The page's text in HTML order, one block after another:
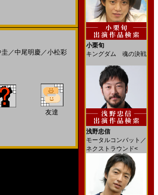
圭 ／中尾明慶 ／小松彩
友達
小栗旬
キングダム 魂の決戦
浅野忠信
モータルコンバット／
ネクストラウンド<